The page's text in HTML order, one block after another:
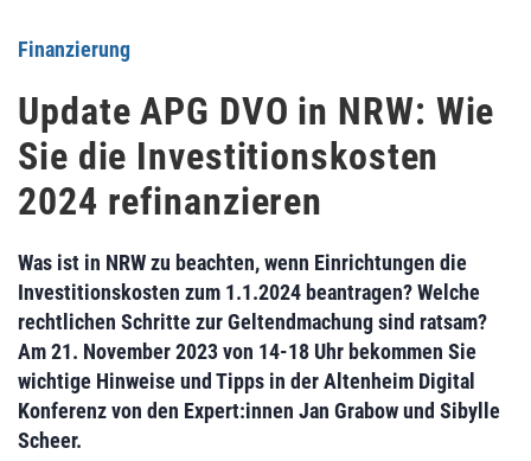
Finanzierung
Update APG DVO in NRW: Wie
Sie die Investitionskosten
2024 refinanzieren
Was ist in NRW zu beachten, wenn Einrichtungen die
Investitionskosten zum 1.1.2024 beantragen? Welche
rechtlichen Schritte zur Geltendmachung sind ratsam?
Am 21. November 2023 von 14-18 Uhr bekommen Sie
wichtige Hinweise und Tipps in der Altenheim Digital
Konferenz von den Expert:innen Jan Grabow und Sibylle
Scheer.